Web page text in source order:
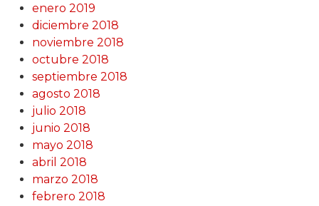
enero 2019
diciembre 2018
noviembre 2018
octubre 2018
septiembre 2018
agosto 2018
julio 2018
junio 2018
mayo 2018
abril 2018
marzo 2018
febrero 2018